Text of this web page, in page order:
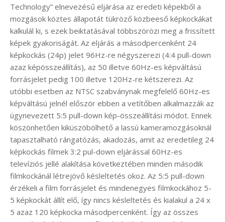
Technology” elnevezésű eljárása az eredeti képekből a
mozgások köztes állapotát tükröző közbeeső képkockákat
kalkulál ki, s ezek beiktatásával többszörözi meg a frissített
képek gyakoriságát. Az eljárás a másodpercenként 24
képkockás (24p) jelet 96Hz-re négyszerezi (4:4 pull-down
azaz képösszeállítás), az 50 illetve 60Hz-es képváltású
forrásjelet pedig 100 illetve 120Hz-re kétszerezi. Az
utóbbi esetben az NTSC szabványnak megfelelő 60Hz-es
képváltású jelnél először ebben a vetítőben alkalmazzák az
úgynevezett 5:5 pull-down kép-összeállítási módot. Ennek
köszönhetően kiküszöbölhető a lassú kameramozgásoknál
tapasztalható rángatózás, akadozás, amit az eredetileg 24
képkockás filmek 3:2 pul-down eljárással 60Hz-es
televíziós jellé alakítása következtében minden második
filmkockánál létrejövő késleltetés okoz. Az 5:5 pull-down
érzékeli a film forrásjelet és mindenegyes filmkockához 5-
5 képkockát állít elő, így nincs késleltetés és kialakul a 24 x
5 azaz 120 képkocka másodpercenként. Így az összes